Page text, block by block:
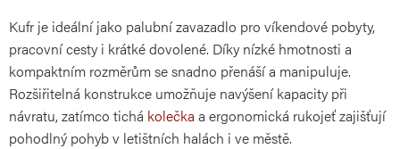
Kufr je ideální jako palubní zavazadlo pro víkendové pobyty,
pracovní cesty i krátké dovolené. Díky nízké hmotnosti a
kompaktním rozměrům se snadno přenáší a manipuluje.
Rozšiřitelná konstrukce umožňuje navýšení kapacity při
návratu, zatímco tichá kolečka a ergonomická rukojeť zajišťují
pohodlný pohyb v letištních halách i ve městě.